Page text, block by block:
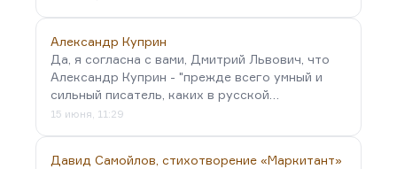
Александр Куприн
Да, я согласна с вами, Дмитрий Львович, что
Александр Куприн - "прежде всего умный и
сильный писатель, каких в русской…
15 июня, 11:29
Давид Самойлов, стихотворение «Маркитант»